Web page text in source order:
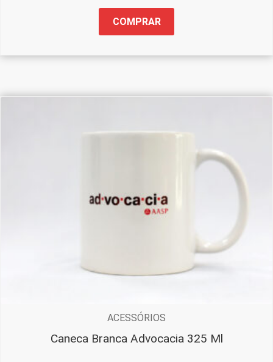
COMPRAR
ACESSÓRIOS
Caneca Branca Advocacia 325 Ml